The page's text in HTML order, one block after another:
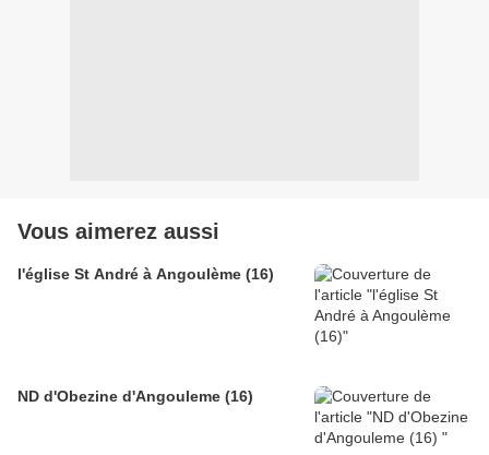
Vous aimerez aussi
l'église St André à Angoulème (16)
ND d'Obezine d'Angouleme (16)